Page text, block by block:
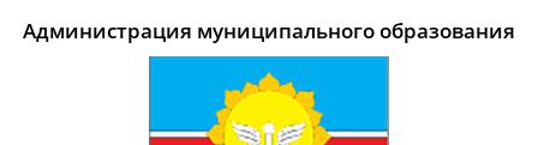
Администрация муниципального образования